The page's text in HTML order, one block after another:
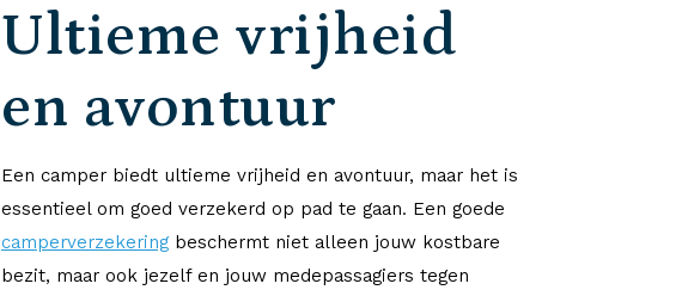
Ultieme vrijheid
en avontuur
Een camper biedt ultieme vrijheid en avontuur, maar het is
essentieel om goed verzekerd op pad te gaan. Een goede
camperverzekeringbeschermt niet alleen jouw kostbare
bezit, maar ook jezelf en jouw medepassagiers tegen